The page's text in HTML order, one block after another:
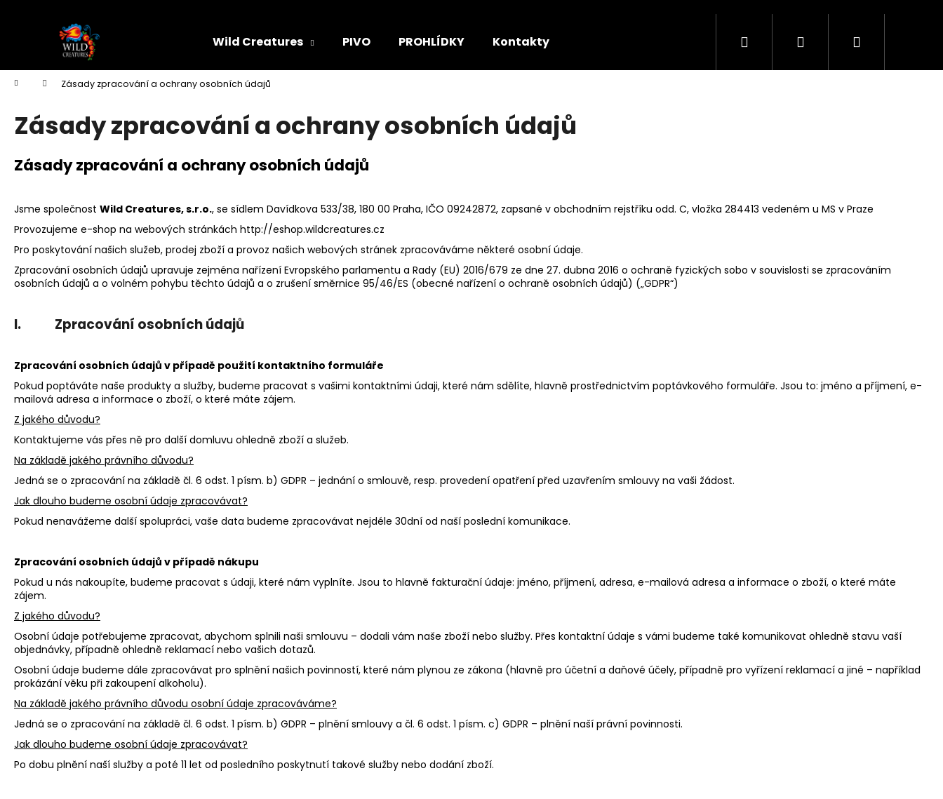
Wild Creatures PIVO PROHLÍDKY Kontakty Hledat PřihlášeníNákupní
Domů Zásady zpracování a ochrany osobních údajů
Zásady zpracování a ochrany osobních údajů
Zásady zpracování a ochrany osobních údajů
Jsme společnost Wild Creatures, s.r.o., se sídlem Davídkova 533/38, 180 00 Praha, IČO 09242872, zapsané v obchodním rejstříku odd. C, vložka 284413 vedeném u MS v Praze
Provozujeme e-shop na webových stránkách http://eshop.wildcreatures.cz
Pro poskytování našich služeb, prodej zboží a provoz našich webových stránek zpracováváme některé osobní údaje.
Zpracování osobních údajů upravuje zejména nařízení Evropského parlamentu a Rady (EU) 2016/679 ze dne 27. dubna 2016 o ochraně fyzických sobo v souvislosti se zpracováním
osobních údajů a o volném pohybu těchto údajů a o zrušení směrnice 95/46/ES (obecné nařízení o ochraně osobních údajů) („GDPR“)
I. Zpracování osobních údajů
Zpracování osobních údajů v případě použití kontaktního formuláře
Pokud poptáváte naše produkty a služby, budeme pracovat s vašimi kontaktními údaji, které nám sdělíte, hlavně prostřednictvím poptávkového formuláře. Jsou to: jméno a příjmení, e-
mailová adresa a informace o zboží, o které máte zájem.
Z jakého důvodu?
Kontaktujeme vás přes ně pro další domluvu ohledně zboží a služeb.
Na základě jakého právního důvodu?
Jedná se o zpracování na základě čl. 6 odst. 1 písm. b) GDPR – jednání o smlouvě, resp. provedení opatření před uzavřením smlouvy na vaši žádost.
Jak dlouho budeme osobní údaje zpracovávat?
Pokud nenavážeme další spolupráci, vaše data budeme zpracovávat nejdéle 30dní od naší poslední komunikace.
Zpracování osobních údajů v případě nákupu
Pokud u nás nakoupíte, budeme pracovat s údaji, které nám vyplníte. Jsou to hlavně fakturační údaje: jméno, příjmení, adresa, e-mailová adresa a informace o zboží, o které máte
zájem.
Z jakého důvodu?
Osobní údaje potřebujeme zpracovat, abychom splnili naši smlouvu – dodali vám naše zboží nebo služby. Přes kontaktní údaje s vámi budeme také komunikovat ohledně stavu vaší
objednávky, případně ohledně reklamací nebo vašich dotazů.
Osobní údaje budeme dále zpracovávat pro splnění našich povinností, které nám plynou ze zákona (hlavně pro účetní a daňové účely, případně pro vyřízení reklamací a jiné – například
prokázání věku při zakoupení alkoholu).
Na základě jakého právního důvodu osobní údaje zpracováváme?
Jedná se o zpracování na základě čl. 6 odst. 1 písm. b) GDPR – plnění smlouvy a čl. 6 odst. 1 písm. c) GDPR – plnění naší právní povinnosti.
Jak dlouho budeme osobní údaje zpracovávat?
Po dobu plnění naší služby a poté 11 let od posledního poskytnutí takové služby nebo dodání zboží.
Zpět
obchodu
Zpět
obchodu
Co potřebujete najít?
HLEDAT